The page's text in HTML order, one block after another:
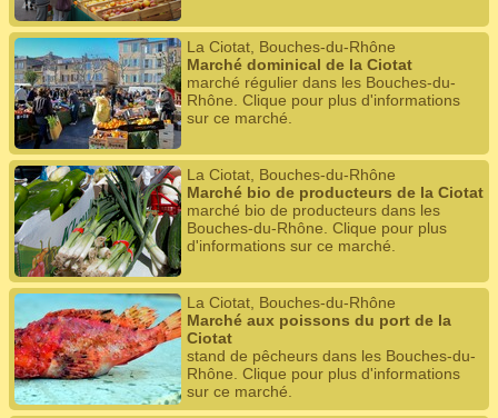
La Ciotat, Bouches-du-Rhône
Marché dominical de la Ciotat
marché régulier dans les Bouches-du-
Rhône. Clique pour plus d'informations
sur ce marché.
La Ciotat, Bouches-du-Rhône
Marché bio de producteurs de la Ciotat
marché bio de producteurs dans les
Bouches-du-Rhône. Clique pour plus
d'informations sur ce marché.
La Ciotat, Bouches-du-Rhône
Marché aux poissons du port de la
Ciotat
stand de pêcheurs dans les Bouches-du-
Rhône. Clique pour plus d'informations
sur ce marché.